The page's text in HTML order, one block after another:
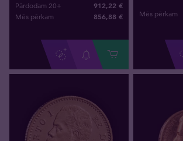
Pārdodam 20+ 912,22 €
Mēs pērkam 856,88 € Mēs pērkam